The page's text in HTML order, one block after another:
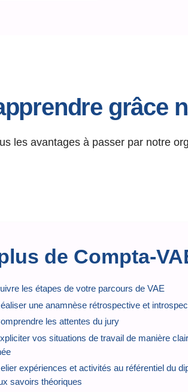
grâce
les avantages à passer par notre
de Compta-
les étapes de votre parcours de VAE
une anamnèse rétrospective et
les attentes du jury
vos situations de travail de manière
expériences et activités au référentiel du
savoirs théoriques